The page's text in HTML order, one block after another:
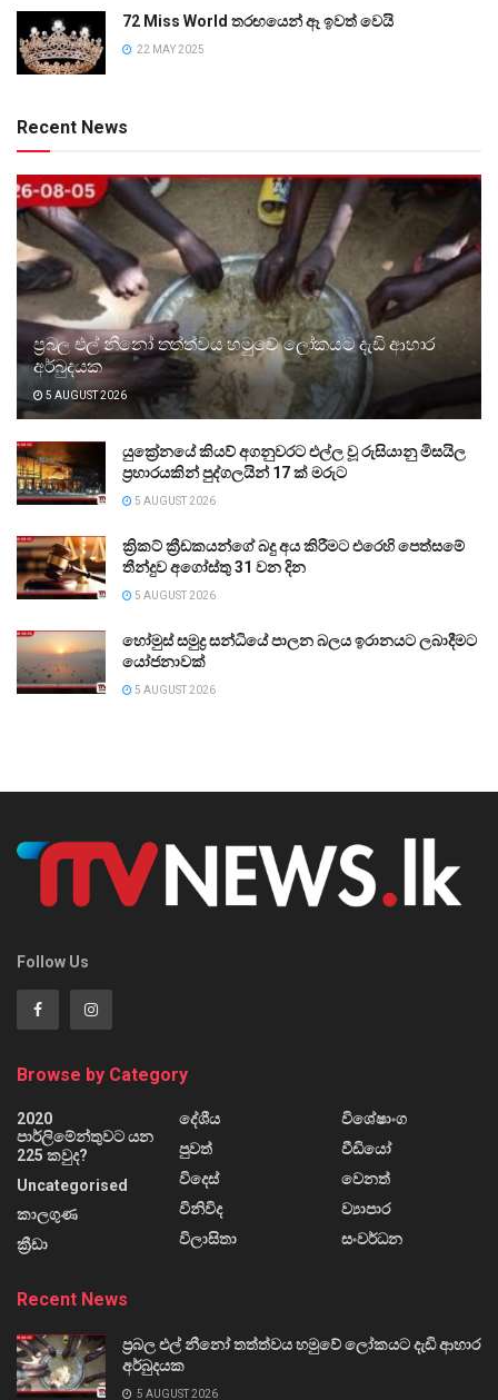
72 Miss World තරඟයෙන් ඈ ඉවත් වෙයි
22 MAY 2025
Recent News
ප්‍රබල එල් නීනෝ තත්ත්වය හමුවේ ලෝකයට දැඩි ආහාර
අර්බුදයක
5 AUGUST 2026
යුක්‍රේනයේ කියව් අගනුවරට එල්ල වූ රුසියානු මිසයිල
ප්‍රහාරයකින් පුද්ගලයින් 17 ක් මරුට
5 AUGUST 2026
ක්‍රිකට් ක්‍රීඩකයන්ගේ බදු අය කිරීමට එරෙහි පෙත්සමේ
තීන්දුව අගෝස්තු 31 වන දින
5 AUGUST 2026
හෝමුස් සමුද්‍ර සන්ධියේ පාලන බලය ඉරානයට ලබාදීමට
යෝජනාවක්
5 AUGUST 2026
Follow Us
Browse by Category
2020
පාර්ලිමේන්තුවට යන
225 කවුද?
Uncategorised
කාලගුණ
ක්‍රීඩා
දේශීය
පුවත්
විදෙස්
විනිවිද
විලාසිතා
විශේෂාංග
වීඩියෝ
වෙනත්
ව්‍යාපාර
සංවර්ධන
Recent News
ප්‍රබල එල් නීනෝ තත්ත්වය හමුවේ ලෝකයට දැඩි ආහාර
අර්බුදයක
5 AUGUST 2026